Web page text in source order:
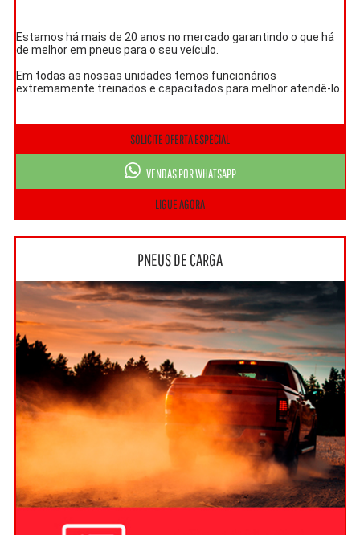
Estamos há mais de 20 anos no mercado garantindo o que há
de melhor em pneus para o seu veículo.
Em todas as nossas unidades temos funcionários
extremamente treinados e capacitados para melhor atendê-lo.
SOLICITE OFERTA ESPECIAL
VENDAS POR WHATSAPP
LIGUE AGORA
PNEUS DE CARGA